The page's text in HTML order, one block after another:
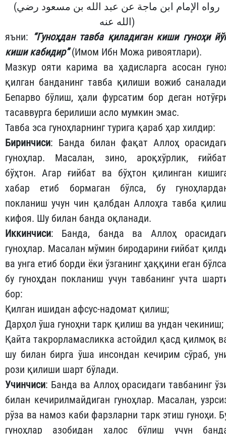
(رواه الإمام ابن ماجة عن عبد الله بن مسعود رضي
الله عنه)
яъни: “Гуноҳдан тавба қиладиган киши гуноҳи
киши кабидир”(Имом Ибн Можа ривоятлари).
Мазкур ояти карима ва ҳадисларга асосан
қилган банданинг тавба қилиши вожиб
Бепарво бўлиш, ҳали фурсатим бор деган
тасаввурга берилиши асло мумкин эмас.
Тавба эса гуноҳларнинг турига қараб ҳар хилдир:
Биринчиси: Банда билан фақат Аллоҳ
гуноҳлар. Масалан, зино, ароқхўрлик,
бўҳтон. Агар ғийбат ва бўҳтон қилинган
хабар етиб бормаган бўлса, бу
покланиш учун чин қалбдан Аллоҳга тавба
кифоя. Шу билан банда оқланади.
Иккинчиси: Банда, банда ва Аллоҳ
гуноҳлар. Масалан мўмин биродарини ғийбат
ва унга етиб борди ёки ўзганинг ҳаққини еган
бу гуноҳдан покланиш учун тавбанинг учта
бор:
Қилган ишидан афсус-надомат қилиш;
Дарҳол ўша гуноҳни тарк қилиш ва ундан чекиниш;
Қайта такрорламасликка астойдил қасд қилмоқ
шу билан бирга ўша инсондан кечирим сўраб,
рози қилиши шарт бўлади.
Учинчиси: Банда ва Аллоҳ орасидаги тавбанинг
билан кечирилмайдиган гуноҳлар. Масалан,
рўза ва намоз каби фарзларни тарк этиш гуноҳи.
гуноҳлар азобидан халос бўлиш учун